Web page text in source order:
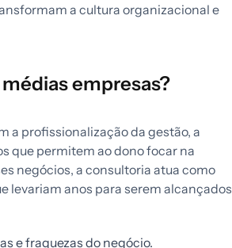
a cultura organizacional e
empresas?
a profissionalização da gestão, a
que permitem ao dono focar na
negócios, a consultoria atua como
levariam anos para serem alcançados
e fraquezas do negócio.